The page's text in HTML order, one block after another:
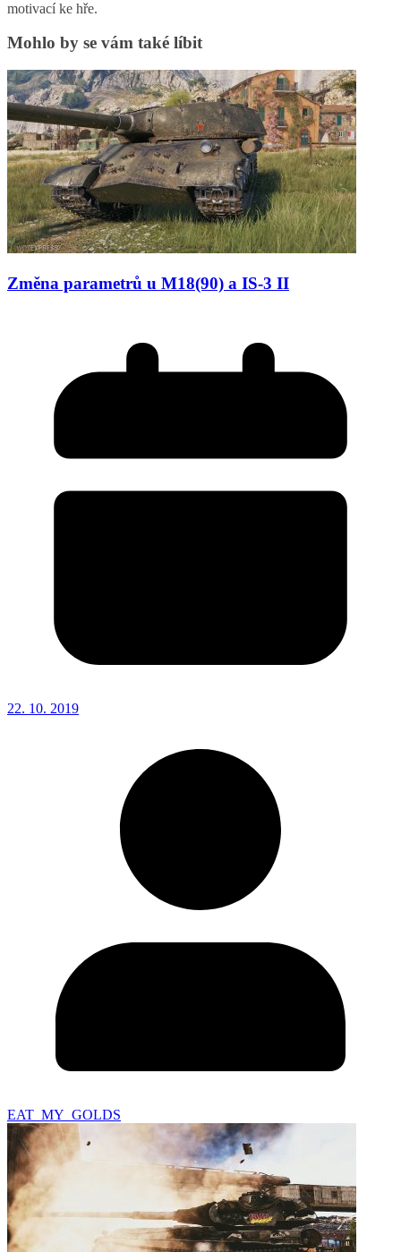
motivací ke hře.
Mohlo by se vám také líbit
Změna parametrů u M18(90) a IS-3 II
22. 10. 2019
EAT_MY_GOLDS